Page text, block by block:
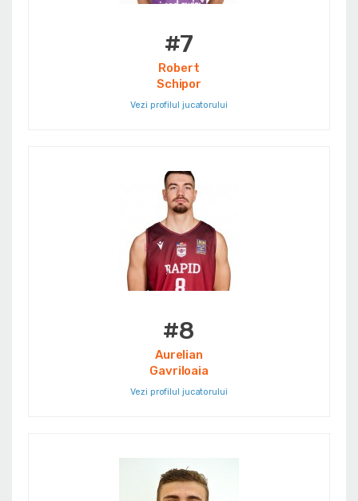
#7
Robert
Schipor
Vezi profilul jucatorului
#8
Aurelian
Gavriloaia
Vezi profilul jucatorului